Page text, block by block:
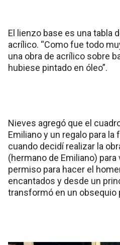
El lienzo base es una tabla
acrílico. “Como fue todo
una obra de acrílico sobre
hubiese pintado en óleo”.
Nieves agregó que el
Emiliano y un regalo para la
cuando decidí realizar la
(hermano de Emiliano) para
permiso para hacer el
encantados y desde un
transformó en un obsequio